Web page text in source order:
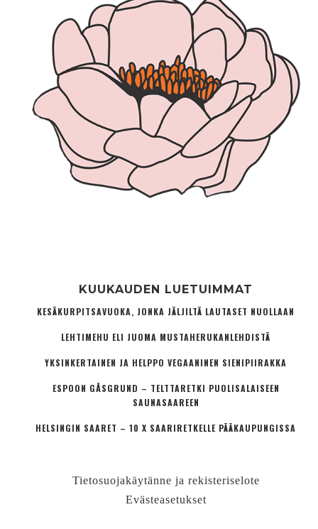
KUUKAUDEN LUETUIMMAT
KESÄKURPITSAVUOKA, JONKA JÄLJILTÄ LAUTASET NUOLLAAN
LEHTIMEHU ELI JUOMA MUSTAHERUKANLEHDISTÄ
YKSINKERTAINEN JA HELPPO VEGAANINEN SIENIPIIRAKKA
ESPOON GÅSGRUND – TELTTARETKI PUOLISALAISEEN
SAUNASAAREEN
HELSINGIN SAARET – 10 X SAARIRETKELLE PÄÄKAUPUNGISSA
Tietosuojakäytänne ja rekisteriselote
Evästeasetukset